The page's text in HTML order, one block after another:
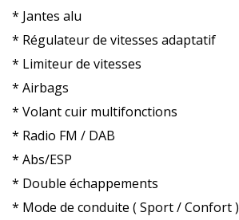
* Jantes alu
* Régulateur de vitesses adaptatif
* Limiteur de vitesses
* Airbags
* Volant cuir multifonctions
* Radio FM / DAB
* Abs/ESP
* Double échappements
* Mode de conduite ( Sport / Confort )